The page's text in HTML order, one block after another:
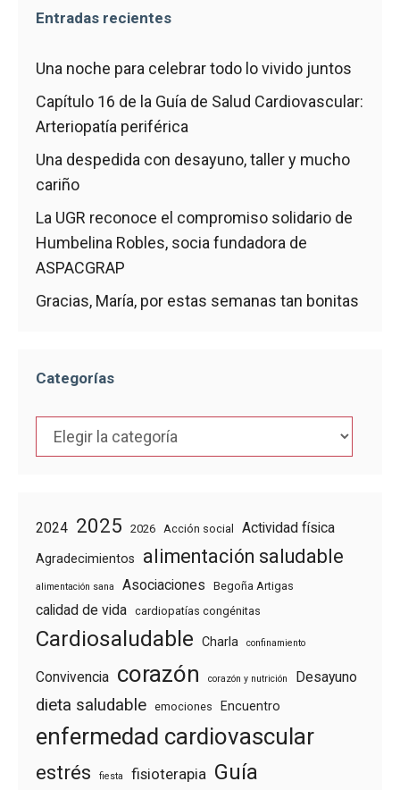
Entradas recientes
Una noche para celebrar todo lo vivido juntos
Capítulo 16 de la Guía de Salud Cardiovascular:
Arteriopatía periférica
Una despedida con desayuno, taller y mucho
cariño
La UGR reconoce el compromiso solidario de
Humbelina Robles, socia fundadora de
ASPACGRAP
Gracias, María, por estas semanas tan bonitas
Categorías
Categorías
2024 2025 2026 Acción social Actividad física
Agradecimientos alimentación saludable
alimentación sana Asociaciones Begoña Artigas
calidad de vida cardiopatías congénitas
Cardiosaludable Charla confinamiento
Convivencia corazón corazón y nutrición Desayuno
dieta saludable emociones Encuentro
enfermedad cardiovascular
estrés fiesta fisioterapia Guía